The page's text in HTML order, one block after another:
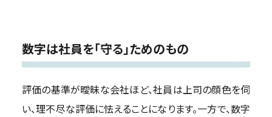
数字は社員を「守る」ためのもの
評価の基準が曖昧な会社ほど、社員は上司の顔色を伺
い、理不尽な評価に怯えることになります。一方で、数字